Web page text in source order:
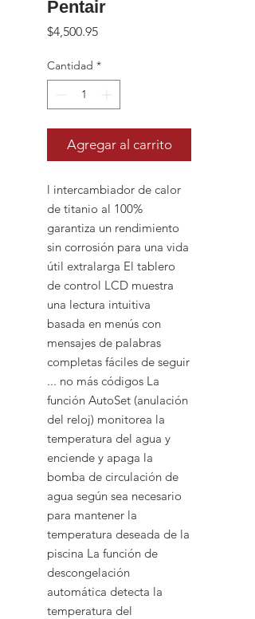
Pentair
$4,500.95Precio
Cantidad *
Agregar al carrito
l intercambiador de calor
de titanio al 100%
garantiza un rendimiento
sin corrosión para una vida
útil extralarga El tablero
de control LCD muestra
una lectura intuitiva
basada en menús con
mensajes de palabras
completas fáciles de seguir
... no más códigos La
función AutoSet (anulación
del reloj) monitorea la
temperatura del agua y
enciende y apaga la
bomba de circulación de
agua según sea necesario
para mantener la
temperatura deseada de la
piscina La función de
descongelación
automática detecta la
temperatura del